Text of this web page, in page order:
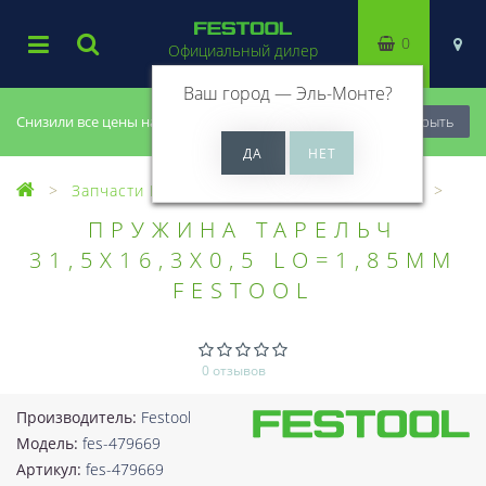
Снизили все цены на 20%, успей купить! Закрыть
Официальный дилер
Ваш город —Эль-Монте?
0
Запчасти Festool
ПРУЖИНА ТАРЕЛЬЧ
31,5X16,3X0,5 LO=1,85MM
FESTOOL
0 отзывов
Производитель: Festool
Модель: fes-479669
Артикул: fes-479669